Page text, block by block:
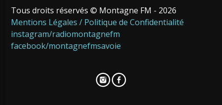
Tous droits réservés © Montagne FM - 2026
Mentions Légales / Politique de Confidentialité
instagram/radiomontagnefm
facebook/montagnefmsavoie